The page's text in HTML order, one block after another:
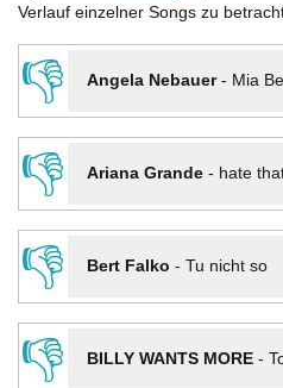
Verlauf einzelner Songs zu
👎 Angela Nebauer- Mia
👎
Ariana Grande- hate
👎
Bert Falko - Tu nicht so
👎
BILLY WANTS MORE-